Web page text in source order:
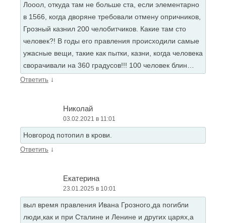
Лооол, откуда там не больше ста, если элементарно
в 1566, когда дворяне требовали отмену опричников,
Грозный казнил 200 челобитчиков. Какие там сто
человек?! В годы его правления происходили самые
ужасные вещи, такие как пытки, казни, когда человека
сворачивали на 360 градусов!!! 100 человек блин…
Ответить ↓
Николай
03.02.2021 в 11:01
Новгород потопил в крови.
Ответить ↓
Екатерина
23.01.2025 в 10:01
выл время правления Ивана Грозного,да погибли
люди,как и при Сталине и Ленине и других царях,а